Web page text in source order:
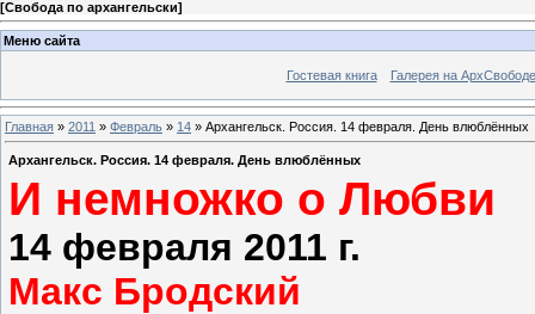
[Свобода по архангельски]
Меню сайта
Гостевая книга Галерея на АрхСвободе
Главная » 2011 » Февраль » 14 » Архангельск. Россия. 14 февраля. День влюблённых
Архангельск. Россия. 14 февраля. День влюблённых
И немножко о Любви
14 февраля 2011 г.
Макс Бродский